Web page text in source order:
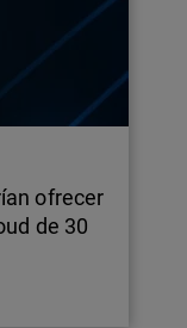
ofrecer
de 30